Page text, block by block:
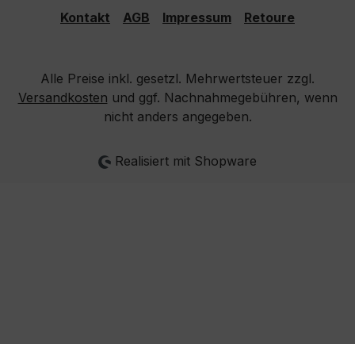
Kontakt AGB Impressum Retoure
Alle Preise inkl. gesetzl. Mehrwertsteuer zzgl.
Versandkosten und ggf. Nachnahmegebühren, wenn
nicht anders angegeben.
Realisiert mit Shopware